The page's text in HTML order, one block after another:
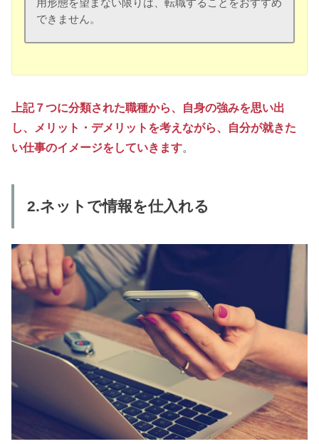
できません。
上記７つに分類された職種から、自身の強みを思い出
し、メリット・デメリットを考えながら、自分が就きた
い仕事のイメージをしていきます。
2.ネットで情報を仕入れる